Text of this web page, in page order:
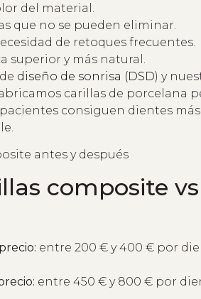
del material.
que no se pueden eliminar.
de retoques frecuentes.
superior y más natural.
diseño de sonrisa (DSD) y
carillas de porcelana
consiguen dientes
composite
entre 200 € y 400 € por
entre 450 € y 800 € por